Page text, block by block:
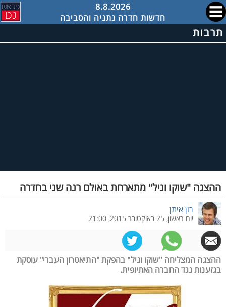
8.8.2026
חדשות חדרה נתניה והסביבה
תרבות
ההצגה "שוקו וניל" מתארחת באולם רנה שני בחדרה
רון איתן
יום ראשון, 25 באוקטובר 2015, 21:00
ההצגה המצליחה "שוקו וניל" בהפקת "התיאטרון העברי" עוסקת
בגזענות נגד החברה האתיופית.